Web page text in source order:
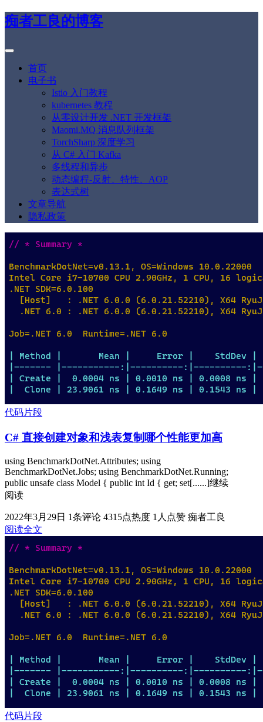
痴者工良的博客
首页
电子书
Istio 入门教程
kubernetes 教程
从零设计开发 .NET 开发框架
Maomi.MQ 消息队列框架
TorchSharp 深度学习
从 C# 入门 Kafka
多线程和异步
动态编程-反射、特性、AOP
表达式树
文章导航
隐私政策
代码片段
C# 直接创建对象和浅表复制哪个性能更加高
using BenchmarkDotNet.Attributes; using
BenchmarkDotNet.Jobs; using BenchmarkDotNet.Running;
public unsafe class Model { public int Id { get; set[......]继续
阅读
2022年3月29日 1条评论 4315点热度 1人点赞 痴者工良
阅读全文
代码片段